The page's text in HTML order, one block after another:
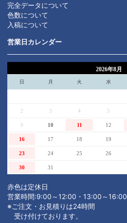
完全データについて
色数について
入稿について
営業日カレンダー
2026年8月
日 月 火 水
2 3 4 5
9 10 11 12
16 17 18 19
23 24 25 26
30 31
赤色は定休日
営業時間:9:00～12:00・13:00～16:00
※ご注文・お見積りは24時間
受け付けております。